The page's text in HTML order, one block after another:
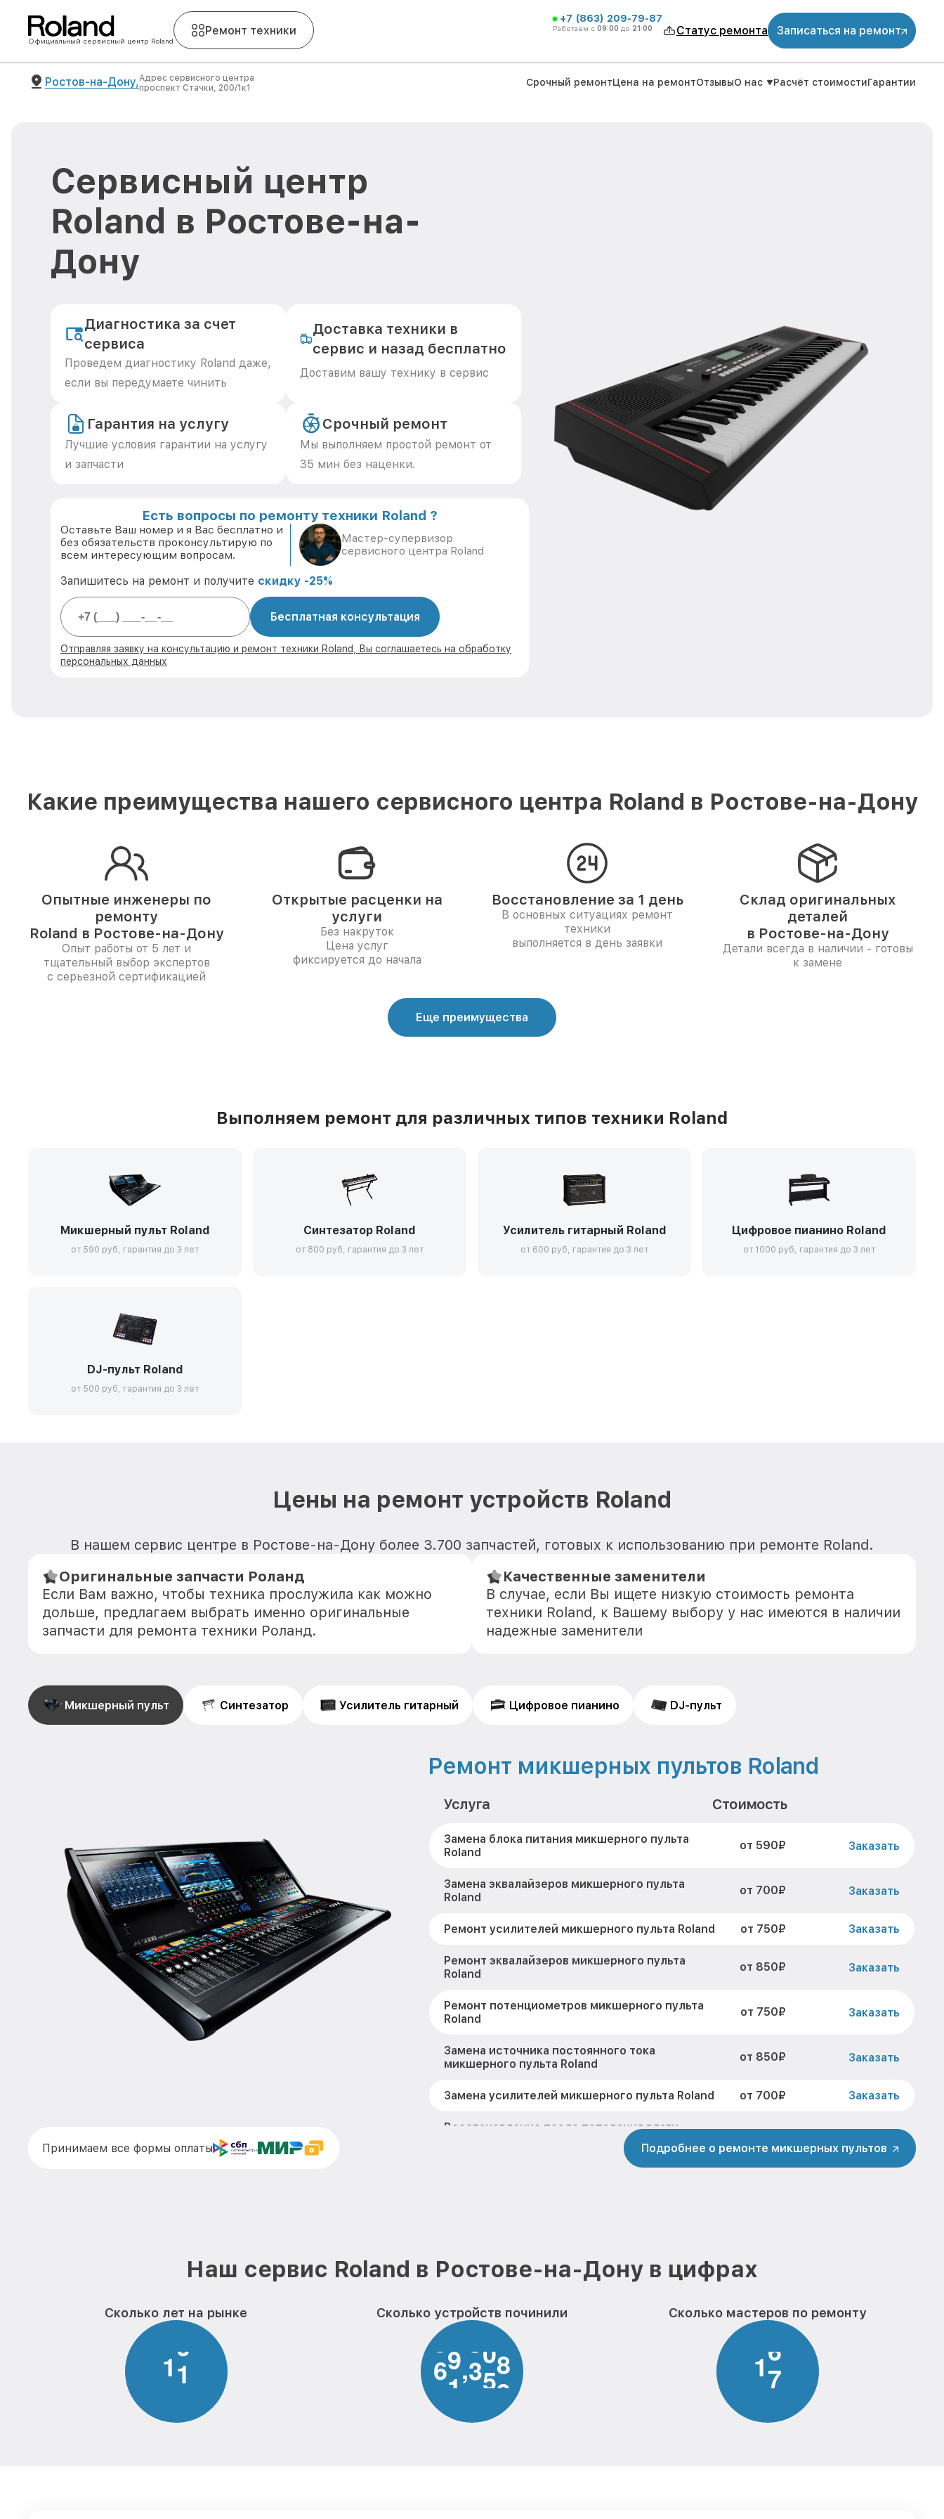
Официальный сервисный центр Roland
Ремонт техники
+7 (863) 209-79-87
Работаем с 09:00 до 21:00 Статус ремонта Записаться на ремонт
Ростов-на-Дону,Адрес сервисного центра
проспект Стачки, 200/1к1
Срочный ремонтЦена на ремонтОтзывыО нас Расчёт стоимостиГарантии
Сервисный центр
Roland в Ростове-на-
Дону
Диагностика за счет
сервиса
Проведем диагностику Roland даже,
если вы передумаете чинить
Доставка техники в
сервис и назад бесплатно
Доставим вашу технику в сервис
Гарантия на услугу
Лучшие условия гарантии на услугу
и запчасти
Срочный ремонт
Мы выполняем простой ремонт от
35 мин без наценки.
Есть вопросы по ремонту техники Roland ?
Оставьте Ваш номер и я Вас бесплатно и
без обязательств проконсультирую по
всем интересующим вопросам.
Мастер-супервизор
сервисного центра Roland
Запишитесь на ремонт и получите скидку -25%
Бесплатная консультация
Отправляя заявку на консультацию и ремонт техники Roland, Вы соглашаетесь на обработку
персональных данных
Какие преимущества нашего сервисного центра Roland в Ростове-на-Дону
Опытные инженеры по
ремонту
Roland в Ростове-на-Дону
Опыт работы от 5 лет и
тщательный выбор экспертов
с серьезной сертификацией
Открытые расценки на
услуги
Без накруток
Цена услуг
фиксируется до начала
Восстановление за 1 день
В основных ситуациях ремонт
техники
выполняется в день заявки
Склад оригинальных
деталей
в Ростове-на-Дону
Детали всегда в наличии - готовы
к замене
Еще преимущества
Выполняем ремонт для различных типов техники Roland
Микшерный пульт Roland
от 590 руб, гарантия до 3 лет
Синтезатор Roland
от 800 руб, гарантия до 3 лет
Усилитель гитарный Roland
от 600 руб, гарантия до 3 лет
Цифровое пианино Roland
от 1000 руб, гарантия до 3 лет
DJ-пульт Roland
от 500 руб, гарантия до 3 лет
Цены на ремонт устройств Roland
В нашем сервис центре в Ростове-на-Дону более 3.700 запчастей, готовых к использованию при ремонте Roland.
Оригинальные запчасти Роланд
Если Вам важно, чтобы техника прослужила как можно
дольше, предлагаем выбрать именно оригинальные
запчасти для ремонта техники Роланд.
Качественные заменители
В случае, если Вы ищете низкую стоимость ремонта
техники Roland, к Вашему выбору у нас имеются в наличии
надежные заменители
Микшерный пульт Синтезатор Усилитель гитарный Цифровое пианино DJ-пульт
Ремонт микшерных пультов Roland
Услуга Стоимость
Замена блока питания микшерного пульта
Roland
от 590₽ Заказать
Замена эквалайзеров микшерного пульта
Roland
от 700₽ Заказать
Ремонт усилителей микшерного пульта Roland от 750₽ Заказать
Ремонт эквалайзеров микшерного пульта
Roland
от 850₽ Заказать
Ремонт потенциометров микшерного пульта
Roland
от 750₽ Заказать
Замена источника постоянного тока
микшерного пульта Roland
от 850₽ Заказать
Замена усилителей микшерного пульта Roland от 700₽ Заказать
Восстановление после попадания влаги
от 900₽ Заказать
Замена фейдеров микшерного пульта Roland от 850₽ Заказать
Принимаем все формы оплаты Подробнее о ремонте микшерных пультов
Наш сервис Roland в Ростове-на-Дону в цифрах
Сколько лет на рынке
11
Сколько устройств починили
61,000
Сколько мастеров по ремонту
17